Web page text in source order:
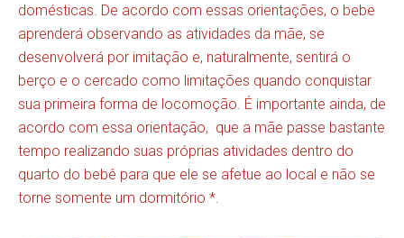
domésticas. De acordo com essas orientações, o bebe
aprenderá observando as atividades da mãe, se
desenvolverá por imitação e, naturalmente, sentirá o
berço e o cercado como limitações quando conquistar
sua primeira forma de locomoção. É importante ainda, de
acordo com essa orientação, que a mãe passe bastante
tempo realizando suas próprias atividades dentro do
quarto do bebê para que ele se afetue ao local e não se
torne somente um dormitório *.